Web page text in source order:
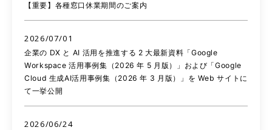
【重要】各種窓口休業期間のご案内
2026/07/01
企業の DX と AI 活用を推進する 2 大最新資料「Google
Workspace 活用事例集（2026 年 5 月版）」および「Google
Cloud 生成AI活用事例集（2026 年 3 月版）」を Web サイトに
て一挙公開
2026/06/24